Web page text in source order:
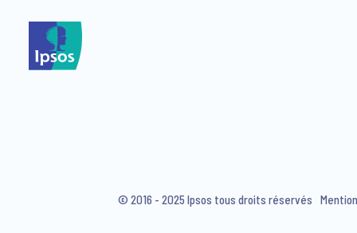
© 2016 - 2025 Ipsos tous droits réservés